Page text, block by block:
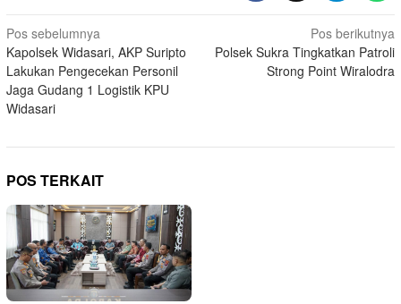
Navigasi
pos
Pos sebelumnya
Kapolsek Widasari, AKP Suripto
Lakukan Pengecekan Personil
Jaga Gudang 1 Logistik KPU
Widasari
Pos berikutnya
Polsek Sukra Tingkatkan Patroli
Strong Point Wiralodra
POS TERKAIT